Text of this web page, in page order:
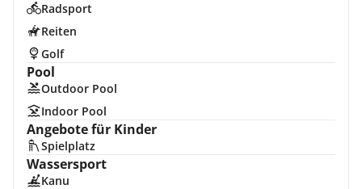
Radsport
Reiten
Golf
Pool
Outdoor Pool
Indoor Pool
Angebote für Kinder
Spielplatz
Wassersport
Kanu